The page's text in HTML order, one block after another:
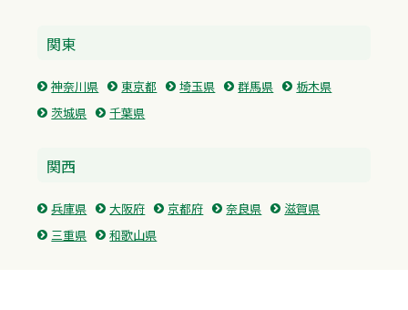
関東
神奈川県 東京都 埼玉県 群馬県
栃木県
茨城県
千葉県
関西
兵庫県 大阪府 京都府 奈良県
滋賀県
三重県
和歌山県